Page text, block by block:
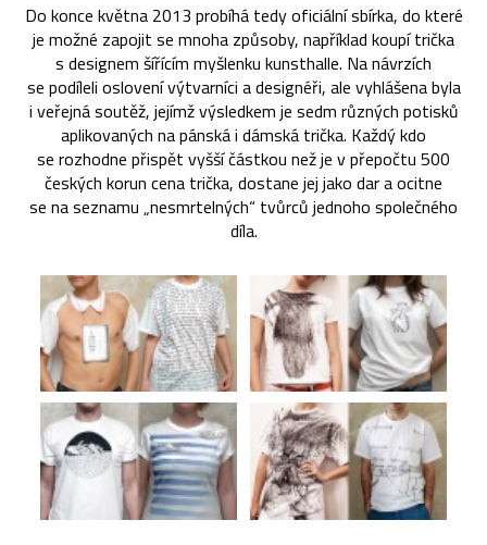
Do konce května 2013 probíhá tedy oficiální sbírka, do které
je možné zapojit se mnoha způsoby, například koupí trička
s designem šířícím myšlenku kunsthalle. Na návrzích
se podíleli oslovení výtvarníci a designéři, ale vyhlášena byla
i veřejná soutěž, jejímž výsledkem je sedm různých potisků
aplikovaných na pánská i dámská trička. Každý kdo
se rozhodne přispět vyšší částkou než je v přepočtu 500
českých korun cena trička, dostane jej jako dar a ocitne
se na seznamu „nesmrtelných“ tvůrců jednoho společného
díla.